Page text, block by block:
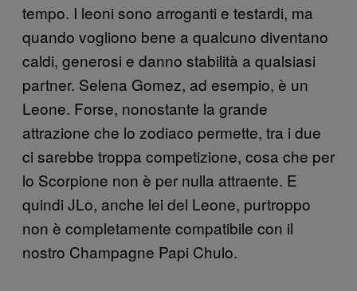
tempo. I leoni sono arroganti e testardi, ma
quando vogliono bene a qualcuno diventano
caldi, generosi e danno stabilità a qualsiasi
partner. Selena Gomez, ad esempio, è un
Leone. Forse, nonostante la grande
attrazione che lo zodiaco permette, tra i due
ci sarebbe troppa competizione, cosa che per
lo Scorpione non è per nulla attraente. E
quindi JLo, anche lei del Leone, purtroppo
non è completamente compatibile con il
nostro Champagne Papi Chulo.